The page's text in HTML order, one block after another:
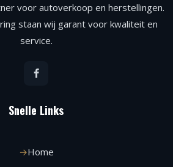
voor autoverkoop en herstellingen.
staan wij garant voor kwaliteit en
service.
Snelle Links
Home